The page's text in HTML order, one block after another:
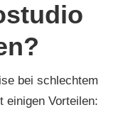
bei schlechtem
einigen Vorteilen: